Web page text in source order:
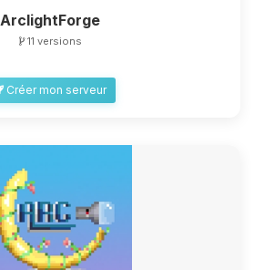
ArclightForge
11 versions
Créer mon serveur